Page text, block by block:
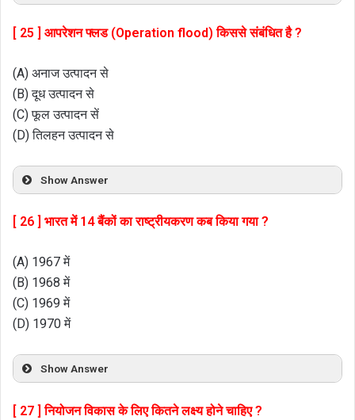
[ 25 ] आपरेशन फ्लड (Operation flood) किससे संबंधित है ?
(A) अनाज उत्पादन से
(B) दूध उत्पादन से
(C) फूल उत्पादन सें
(D) तिलहन उत्पादन से
Show Answer
[ 26 ] भारत में 14 बैंकों का राष्ट्रीयकरण कब किया गया ?
(A) 1967 में
(B) 1968 में
(C) 1969 में
(D) 1970 में
Show Answer
[ 27 ] नियोजन विकास के लिए कितने लक्ष्य होने चाहिए ?